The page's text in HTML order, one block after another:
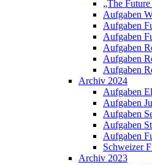
„The
Aufgaben
Aufgaben
Aufgaben
Aufgaben
Aufgaben
Aufgaben
Archiv 2024
Aufgaben
Aufgaben
Aufgaben
Aufgaben
Aufgaben
Schweizer
Archiv 2023